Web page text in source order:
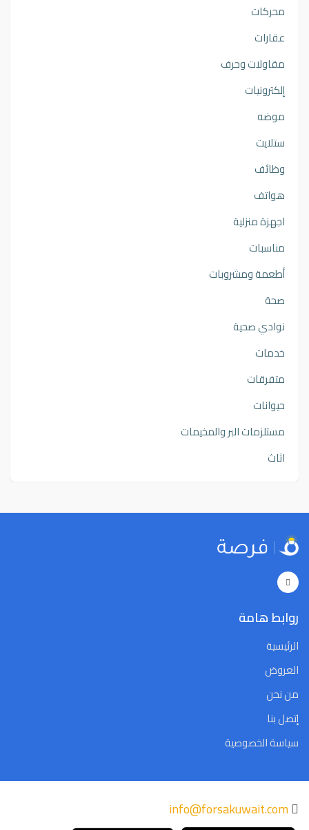
محركات
عقارات
مقاولات وحرف
إلكترونيات
موضه
ستلايت
وظائف
هواتف
اجهزة منزلية
مناسبات
أطعمة ومشروبات
صحة
نوادي صحية
خدمات
متفرقات
حيوانات
مستلزمات البر والمخيمات
اثاث
روابط هامة
الرئيسية
العروض
من نحن
إتصل بنا
سياسة الخصوصية
info@forsakuwait.com